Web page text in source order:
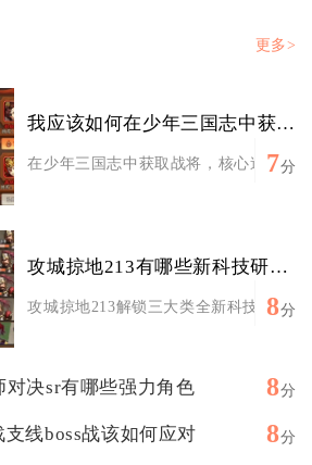
更多>
我应该如何在少年三国志中获得战将
在少年三国志中获取战将，核心途径涵
7分
攻城掠地213有哪些新科技研究成果
攻城掠地213解锁三大类全新科技，分
8分
对决sr有哪些强力角色 8分
支线boss战该如何应对 8分